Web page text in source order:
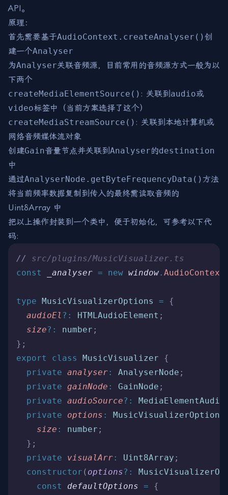
API。
原理：
首先需要基于AudioContext.createAnalyser()创
建一个Analyser
为Analyser关联音频源，目前常用的音频源方式一般为以
下两个
createMediaElementSource() : 关联到 audio或
video标签中（当前方案选择了这个）
createMediaStreamSource() : 关联到本地计算机或
网络音频媒体流对象
创建Gain音量节点并关联到 Analyser的destination
中
通过AnalyserNode.getByteFrequencyData() 方法
将当前频率数据复制到传入的最终需读取音频的
Uint8Array 中
把以上操作封装到一个类中，便于初始化，可参考以下代
码:
//
src/plugins/MusicVisualizer.ts
const
_analyser = new window . AudioContext
type MusicVisualizerOptions = {
  audioEl
?: HTMLAudioElement ;
  size
?: number ;
};
export
class MusicVisualizer {
  private
analyser : AnalyserNode ;
  private
gainNode : GainNode ;
  private
audioSource?:
  private
options : MusicVisualizerOptions
    size
: number ;
  };
  private
visualArr : Uint8Array ;
  constructor
( options?:
    const
defaultOptions = {